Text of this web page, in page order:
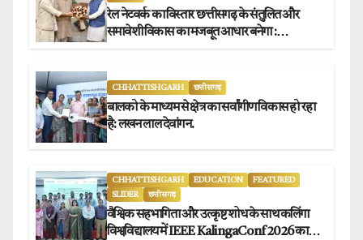
रेल नेटवर्क का विस्तार छत्तीसगढ़ के संतुलित और
समावेशी विकास का मजबूत आधार बनेगा :
CHHATTISHGARH छत्तीसगढ़
बालको के माध्यम से क्षेत्र का सर्वांगीण विकास हो रहा
है: लखन लाल देवांगन.
CHHATTISHGARH EDUCATION
FEATURED
SLIDER
छत्तीसगढ़
वैश्विक सहभागिता और उत्कृष्ट शोध के साथ कलिंगा
विश्वविद्यालय में IEEE KalingaConf 2026 का